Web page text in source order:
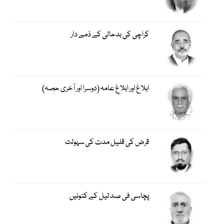
کراچی کی بدحالی کے ذمے دار
ابلاغ اور ابلاغِ عامہ (دوسرا اور آخری حصہ)
قرض کی قلیل مدت کی سہولت
پچاسی فی صد تیل کے کنوئیں